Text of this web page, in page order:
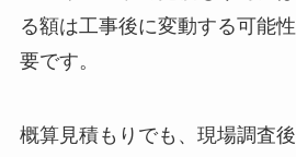
る額は工事後に変動する可能
要です。
概算見積もりでも、現場調査